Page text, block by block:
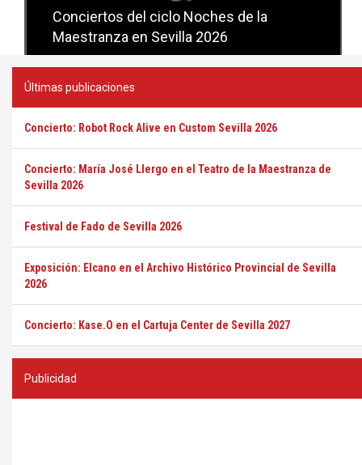
Conciertos del ciclo Noches de la
Maestranza en Sevilla 2026
Conciertos del ciclo Candlelight en
Sevilla
Últimas publicaciones
Concierto: Robot Rock Alive en Custom Sevilla 2026
Concierto: María José Llergo en el Teatro de la Maestranza de
Sevilla 2026
Festival de Fado de Sevilla 2026
Exposición: Elcano en el Archivo Histórico Provincial de Sevilla
2026
Concierto: Kase.O en el Cartuja Center de Sevilla 2027
Publicidad